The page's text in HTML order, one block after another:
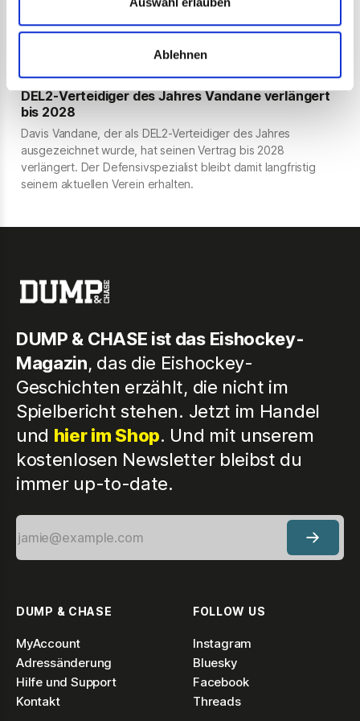
Ablehnen
auf dem Eis.
DEL2
DEL2-Verteidiger des Jahres Vandane verlängert
bis 2028
Davis Vandane, der als DEL2-Verteidiger des Jahres
ausgezeichnet wurde, hat seinen Vertrag bis 2028
verlängert. Der Defensivspezialist bleibt damit langfristig
seinem aktuellen Verein erhalten.
DUMP & CHASE ist das Eishockey-
Magazin, das die Eishockey-
Geschichten erzählt, die nicht im
Spielbericht stehen. Jetzt im Handel
und hier im Shop. Und mit unserem
kostenlosen Newsletter bleibst du
immer up-to-date.
DUMP & CHASE
MyAccount
Adressänderung
Hilfe und Support
Kontakt
FOLLOW US
Instagram
Bluesky
Facebook
Threads